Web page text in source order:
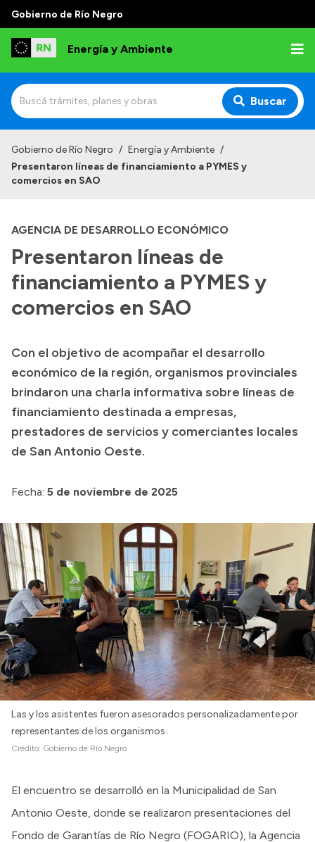
Gobierno de Río Negro
Energía y Ambiente
Buscar
Institucional
Autoridades
Normativa
Reportes
Presupuesto
Boletín Oficial
Compras y licitaciones
Consulta de expedientes
Consulta de pago a proveedores
Login
Gobierno de Río Negro / Energía y Ambiente /
Presentaron líneas de financiamiento a PYMES y
comercios en SAO
AGENCIA DE DESARROLLO ECONÓMICO
Presentaron líneas de
financiamiento a PYMES y
comercios en SAO
Con el objetivo de acompañar el desarrollo
económico de la región, organismos provinciales
brindaron una charla informativa sobre líneas de
financiamiento destinada a empresas,
prestadores de servicios y comerciantes locales
de San Antonio Oeste.
Fecha: 5 de noviembre de 2025
Las y los asistentes fueron asesorados personalizadamente por
representantes de los organismos.
Crédito: Gobierno de Río Negro
El encuentro se desarrolló en la Municipalidad de San
Antonio Oeste, donde se realizaron presentaciones del
Fondo de Garantías de Río Negro (FOGARIO), la Agencia